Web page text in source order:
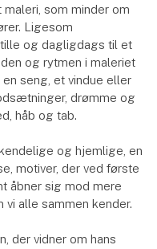
som minder om
Ligesom
og dagligdags til et
og rytmen i maleriet
seng, et vindue eller
drømme og
håb og tab.
og hjemlige, en
motiver, der ved første
åbner sig mod mere
alle sammen kender.
der vidner om hans